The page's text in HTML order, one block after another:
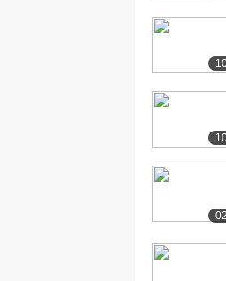
题第六讲
问题 第一讲
问题 第二讲
[20] 圆锥曲
问题 第三讲
1438播放